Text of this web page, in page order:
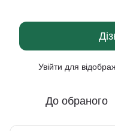
Увійти для
До обраного